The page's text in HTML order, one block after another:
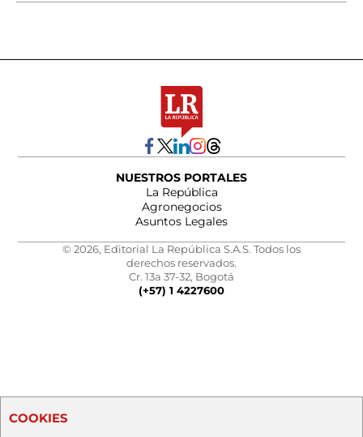
NUESTROS PORTALES
La República
Agronegocios
Asuntos Legales
© 2026, Editorial La República S.A.S. Todos los
derechos reservados.
Cr. 13a 37-32, Bogotá
(+57) 1 4227600
COOKIES